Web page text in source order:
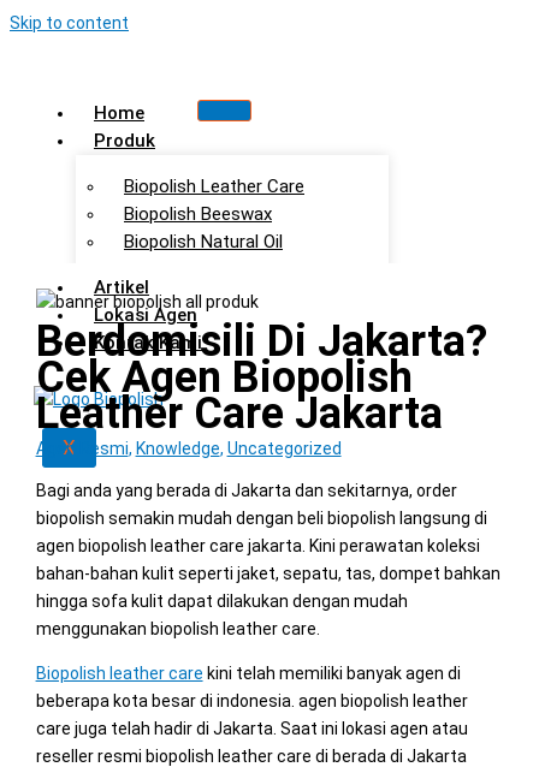
Skip to content
Home
Produk
Biopolish Leather Care
Biopolish Beeswax
Biopolish Natural Oil
Artikel
Lokasi Agen
Kontak Kami
X
Berdomisili Di Jakarta?
Cek Agen Biopolish
Leather Care Jakarta
Agen Resmi, Knowledge, Uncategorized
Bagi anda yang berada di Jakarta dan sekitarnya, order
biopolish semakin mudah dengan beli biopolish langsung di
agen biopolish leather care jakarta. Kini perawatan koleksi
bahan-bahan kulit seperti jaket, sepatu, tas, dompet bahkan
hingga sofa kulit dapat dilakukan dengan mudah
menggunakan biopolish leather care.
Biopolish leather care kini telah memiliki banyak agen di
beberapa kota besar di indonesia. agen biopolish leather
care juga telah hadir di Jakarta. Saat ini lokasi agen atau
reseller resmi biopolish leather care di berada di Jakarta